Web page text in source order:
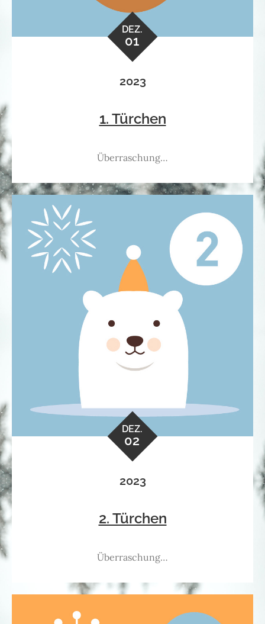
DEZ.
01
2023
1. Türchen
Überraschung…
DEZ.
02
2023
2. Türchen
Überraschung…